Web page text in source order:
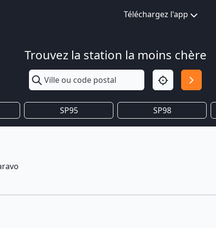
Téléchargez l'app
Trouvez la station la moins chère
SP95 SP98